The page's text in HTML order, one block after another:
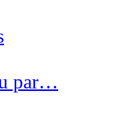
par…